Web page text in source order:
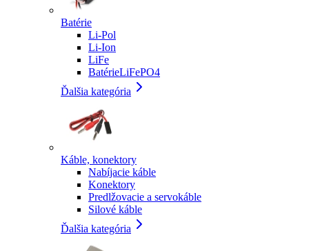
Batérie
Li-Pol
Li-Ion
LiFe
BatérieLiFePO4
Ďalšia kategória
Káble, konektory
Nabíjacie káble
Konektory
Predlžovacie a servokáble
Silové káble
Ďalšia kategória